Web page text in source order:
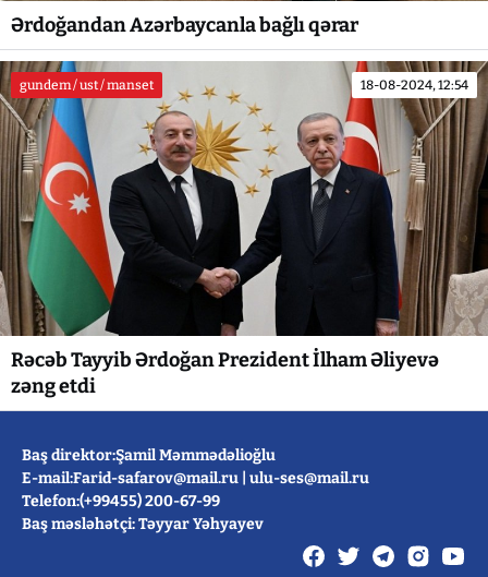
Ərdoğandan Azərbaycanla bağlı qərar
gundem / ust / manset 18-08-2024, 12:54
Rəcəb Tayyib Ərdoğan Prezident İlham Əliyevə
zəng etdi
Baş direktor:Şamil Məmmədəlioğlu
E-mail:Farid-safarov@mail.ru ulu-ses@mail.ru
Telefon:(+99455) 200-67-99
Baş məsləhətçi: Təyyar Yəhyayev